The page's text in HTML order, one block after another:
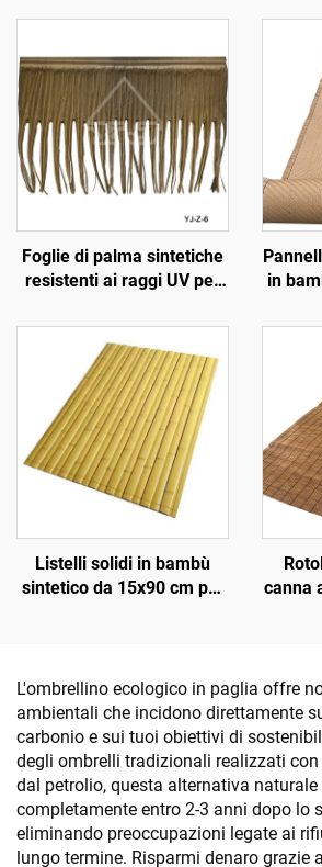
Foglie di palma sintetiche
resistenti ai raggi UV per
esterna
in
Listelli solidi in bambù
sintetico da 15x90 cm per
canna
L'ombrellino ecologico in paglia offre
ambientali che incidono direttamente
carbonio e sui tuoi obiettivi di
degli ombrelli tradizionali realizzati
dal petrolio, questa alternativa
completamente entro 2-3 anni dopo lo
eliminando preoccupazioni legate ai
lungo termine. Risparmi denaro grazie